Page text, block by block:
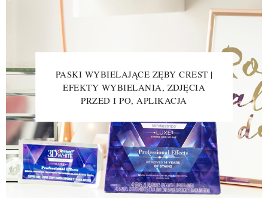
PASKI WYBIELAJĄCE ZĘBY CREST |
EFEKTY WYBIELANIA, ZDJĘCIA
PRZED I PO, APLIKACJA